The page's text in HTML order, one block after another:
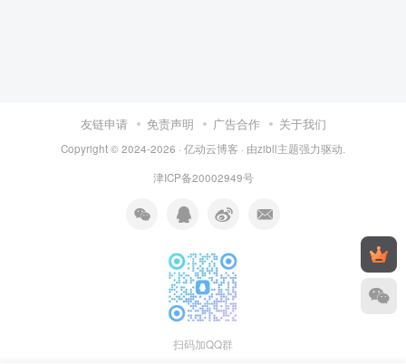
友链申请 免责声明 广告合作 关于我们
Copyright © 2024-2026 · 亿动云博客 · 由zibll主题强力驱动.
津ICP备20002949号
扫码加QQ群